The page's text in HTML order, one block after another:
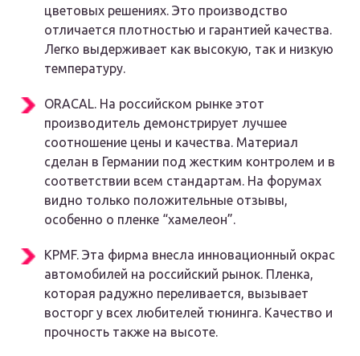
цветовых решениях. Это производство
отличается плотностью и гарантией качества.
Легко выдерживает как высокую, так и низкую
температуру.
ORACAL. На российском рынке этот
производитель демонстрирует лучшее
соотношение цены и качества. Материал
сделан в Германии под жестким контролем и в
соответствии всем стандартам. На форумах
видно только положительные отзывы,
особенно о пленке “хамелеон”.
KPMF. Эта фирма внесла инновационный окрас
автомобилей на российский рынок. Пленка,
которая радужно переливается, вызывает
восторг у всех любителей тюнинга. Качество и
прочность также на высоте.